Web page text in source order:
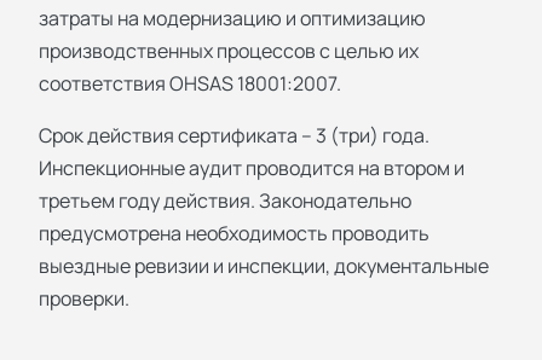
затраты на модернизацию и оптимизацию
производственных процессов с целью их
соответствия OHSAS 18001:2007.
Срок действия сертификата – 3 (три) года.
Инспекционные аудит проводится на втором и
третьем году действия. Законодательно
предусмотрена необходимость проводить
выездные ревизии и инспекции, документальные
проверки.